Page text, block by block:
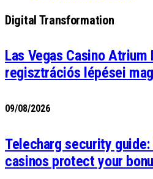
Digital Transformation
Las Vegas Casino Atrium
regisztrációs lépései
09/08/2026
Telecharg security guide:
casinos protect your